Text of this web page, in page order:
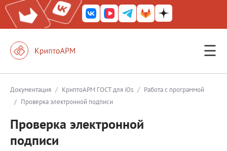
☰
КриптоАРМ
КриптоАРМ Server
Железный почтовый ящик
Документация / КриптоАРМ ГОСТ для iOs / Работа с программой
/ Проверка электронной подписи
Проверка электронной
подписи